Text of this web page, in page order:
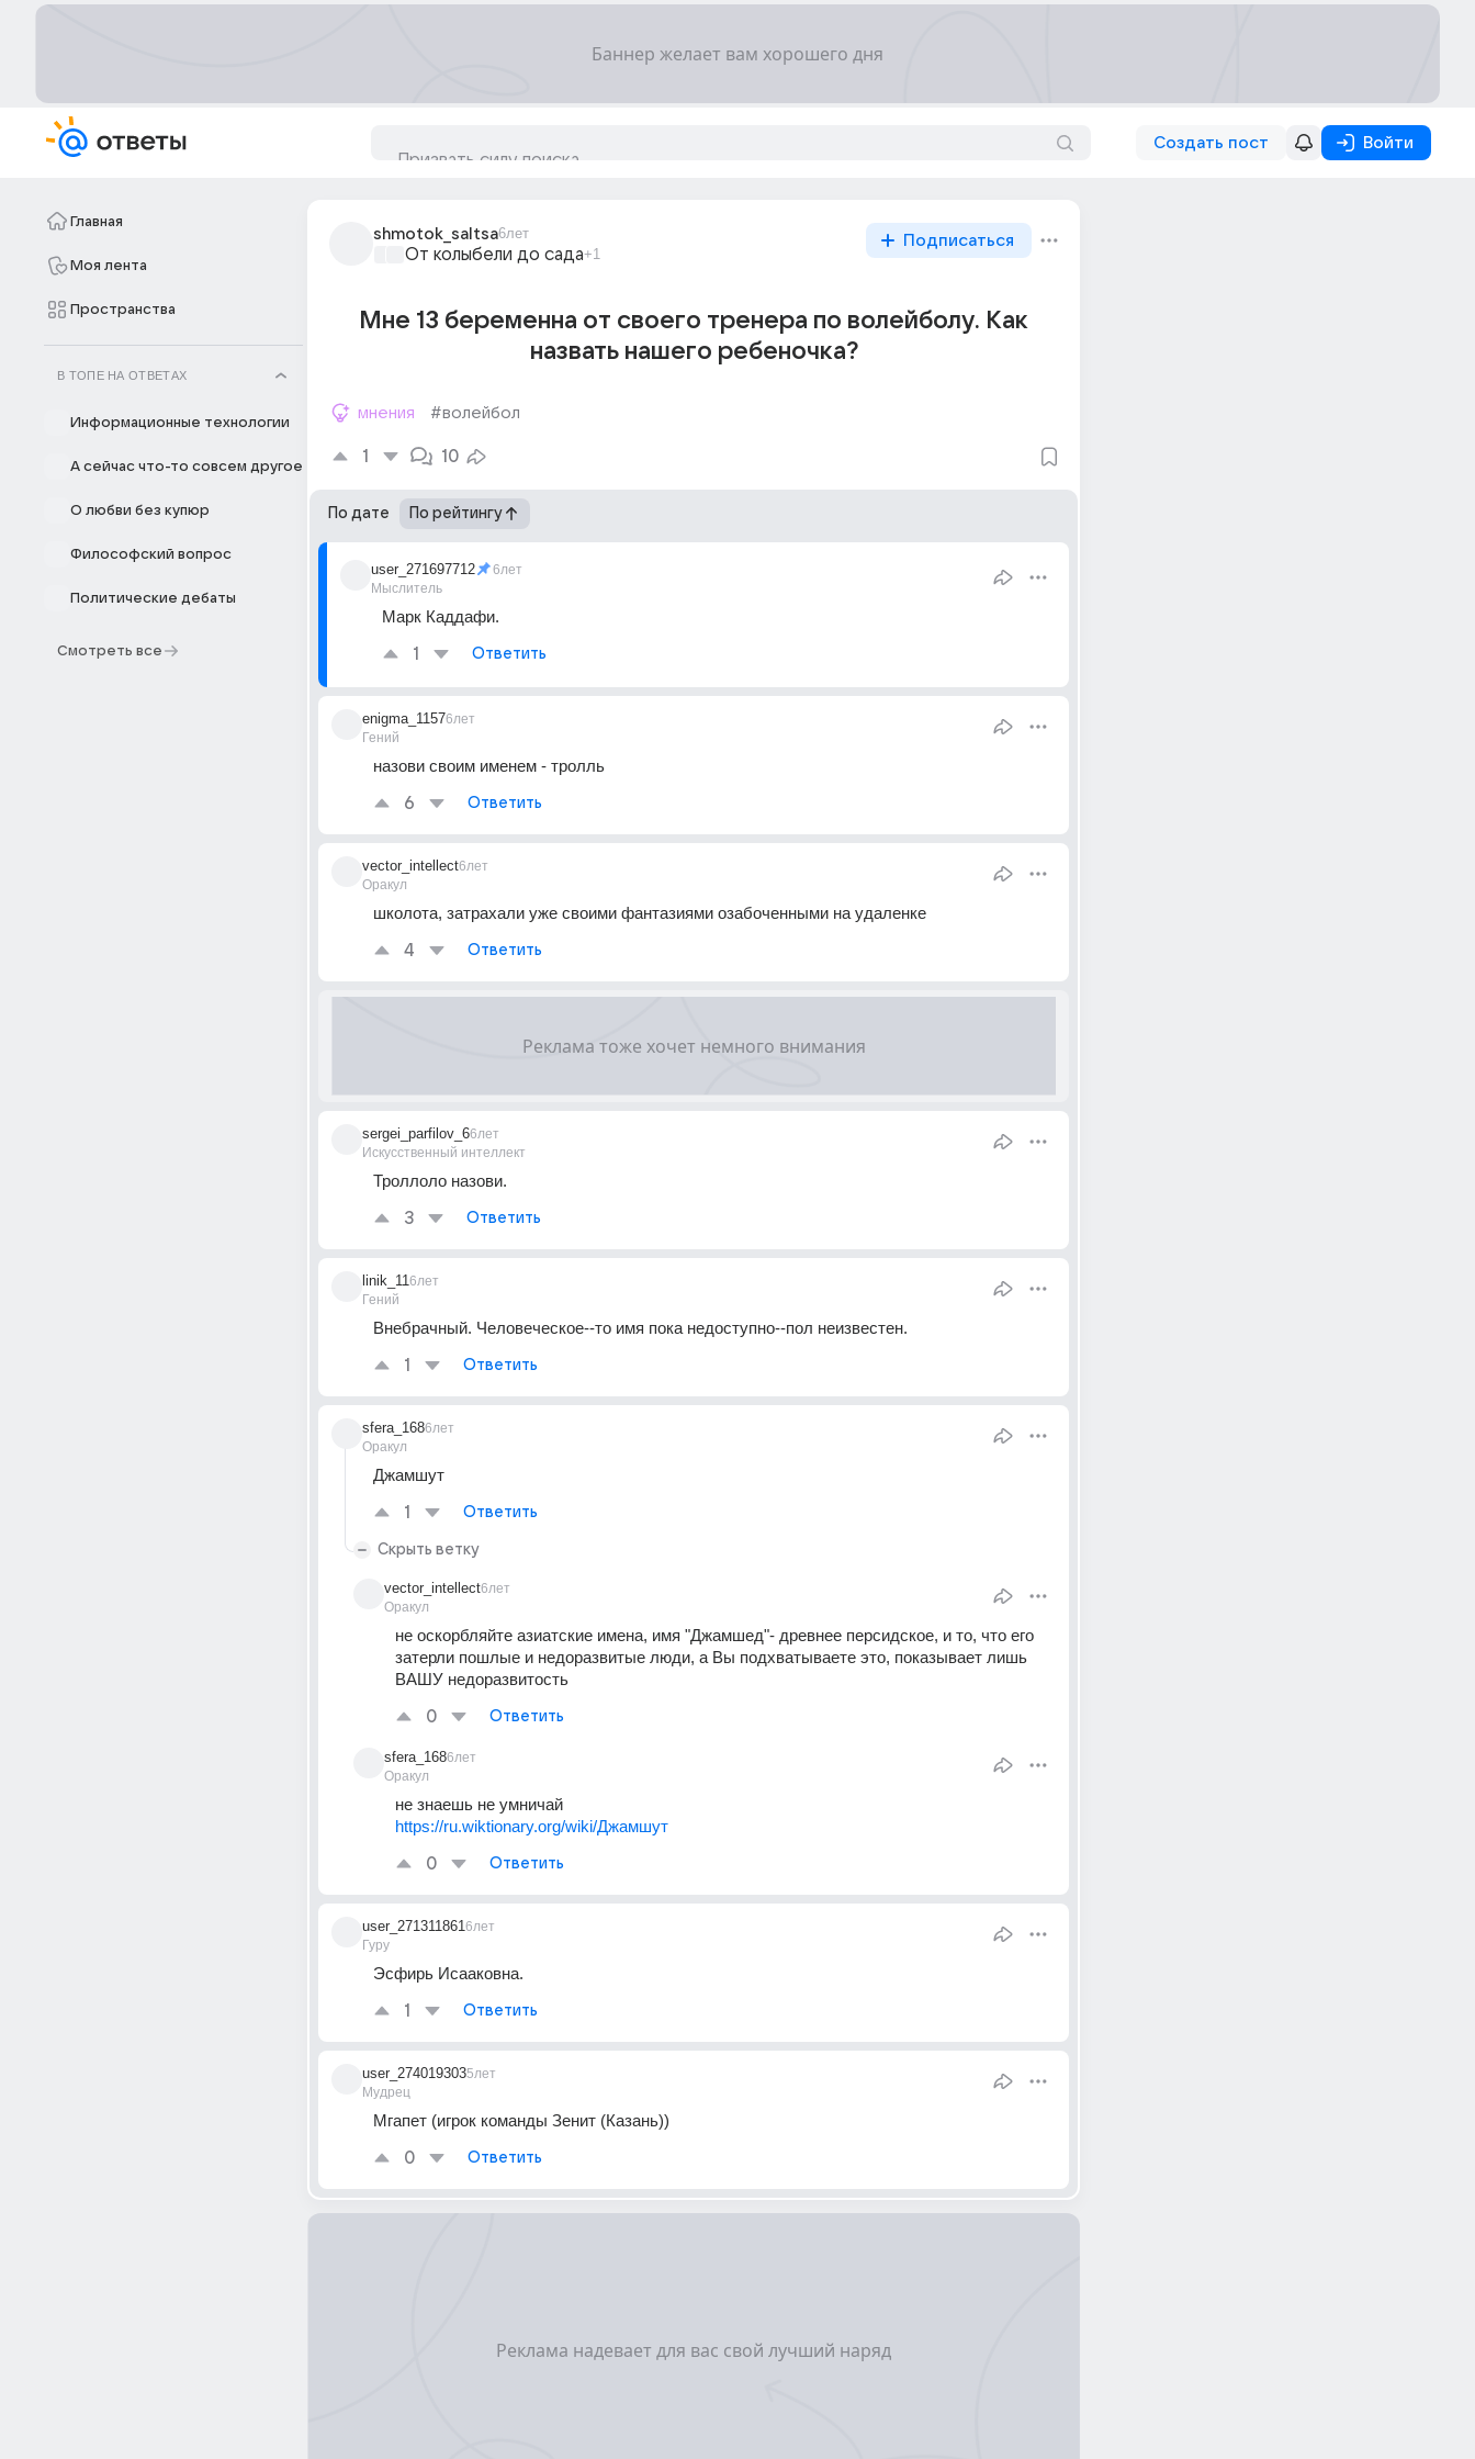
Создать пост Войти
Главная
Моя лента
Пространства
В ТОПЕ НА ОТВЕТАХ
Информационные технологии
А сейчас что-то совсем другое
О любви без купюр
Философский вопрос
Политические дебаты
Смотреть все
shmotok_saltsa6лет
От колыбели до сада+1
Подписаться
Мне 13 беременна от своего тренера по волейболу. Как
назвать нашего ребеночка?
мнения #волейбол
1 10
По дате По рейтингу
user_271697712
Мыслитель
6лет
Марк Каддафи.
1 Ответить
enigma_1157
Гений
6лет
назови своим именем - тролль
6 Ответить
vector_intellect
Оракул
6лет
школота, затрахали уже своими фантазиями озабоченными на удаленке
4 Ответить
sergei_parfilov_6
Искусственный интеллект
6лет
Троллоло назови.
3 Ответить
linik_11
Гений
6лет
Внебрачный. Человеческое--то имя пока недоступно--пол неизвестен.
1 Ответить
sfera_168
Оракул
6лет
Джамшут
1 Ответить
Скрыть ветку
vector_intellect
Оракул
6лет
не оскорбляйте азиатские имена, имя "Джамшед"- древнее персидское, и то, что его
затерли пошлые и недоразвитые люди, а Вы подхватываете это, показывает лишь
ВАШУ недоразвитость
0 Ответить
sfera_168
Оракул
6лет
не знаешь не умничай
https://ru.wiktionary.org/wiki/Джамшут
0 Ответить
user_271311861
Гуру
6лет
Эсфирь Исааковна.
1 Ответить
user_274019303
Мудрец
5лет
Мгапет (игрок команды Зенит (Казань))
0 Ответить